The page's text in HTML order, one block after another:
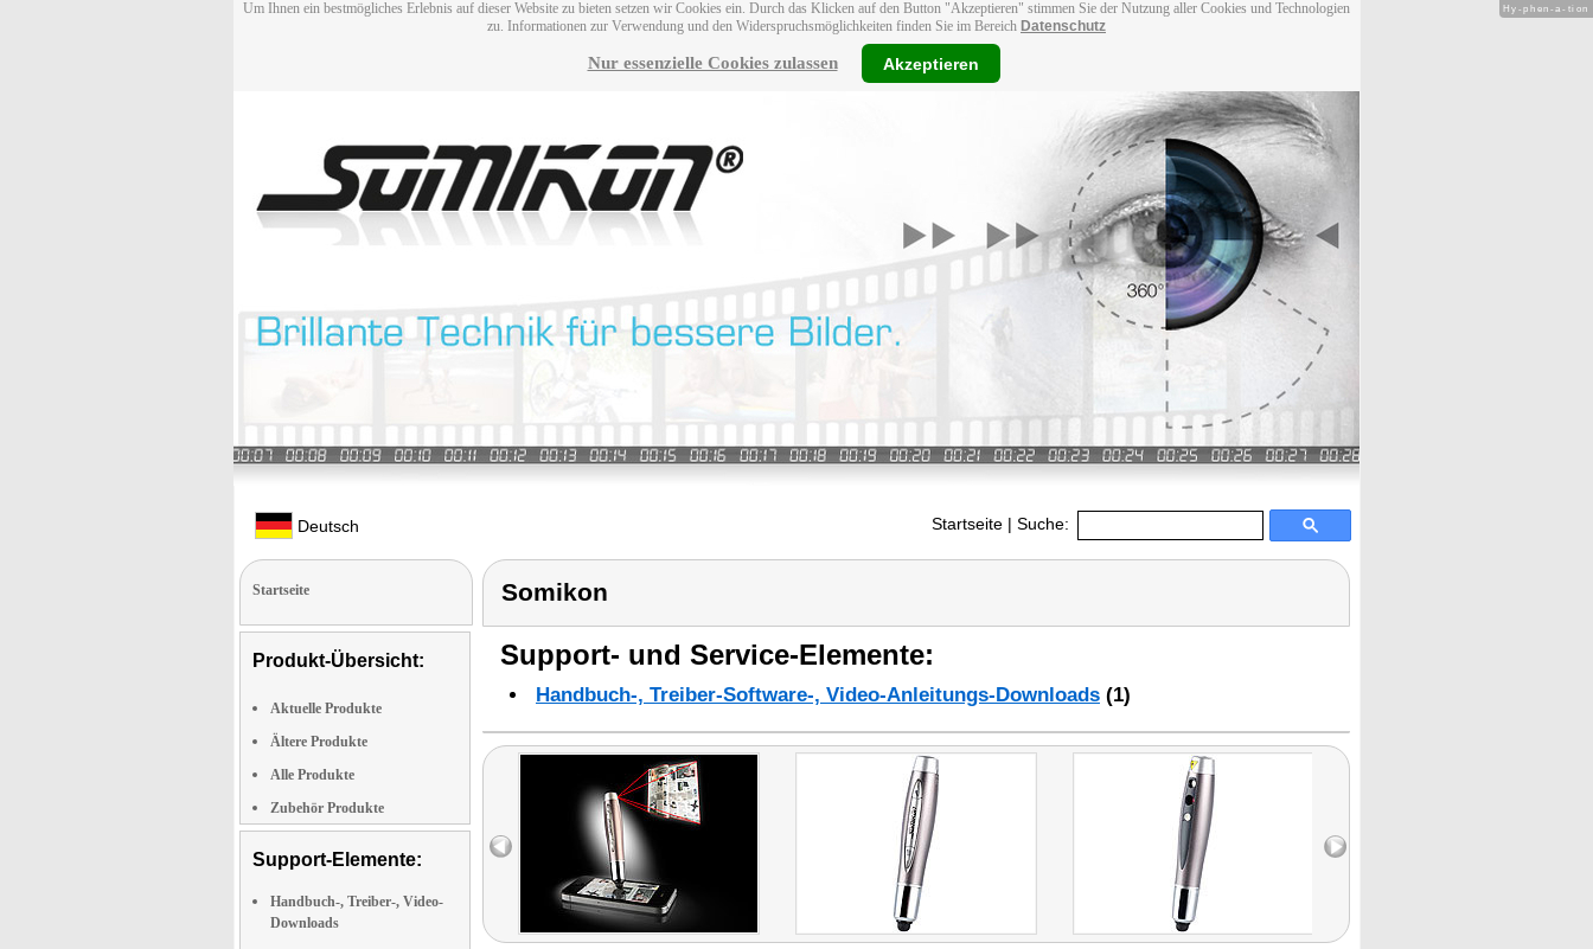
Um Ihnen ein bestmögliches Erlebnis auf dieser Website zu bieten setzen wir Cookies ein. Durch das Klicken auf den Button "Akzeptieren" stimmen Sie der Nutzung aller Cookies und Technologien
zu. Informationen zur Verwendung und den Widerspruchsmöglichkeiten finden Sie im Bereich Datenschutz
Nur essenzielle Cookies zulassen Akzeptieren
Deutsch Startseite | Suche:
Startseite
Produkt-Übersicht:
Aktuelle Produkte
Ältere Produkte
Alle Produkte
Zubehör Produkte
Support-Elemente:
Handbuch-, Treiber-, Video-
Downloads
Somikon
Support- und Service-Elemente:
Handbuch-, Treiber-Software-, Video-Anleitungs-Downloads (1)
Hy-phen-a-tion